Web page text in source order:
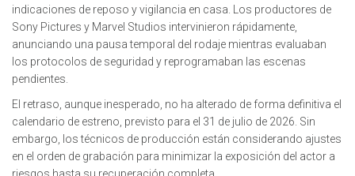
indicaciones de reposo y vigilancia en casa. Los productores de
Sony Pictures y Marvel Studios intervinieron rápidamente,
anunciando una pausa temporal del rodaje mientras evaluaban
los protocolos de seguridad y reprogramaban las escenas
pendientes.
El retraso, aunque inesperado, no ha alterado de forma definitiva el
calendario de estreno, previsto para el 31 de julio de 2026. Sin
embargo, los técnicos de producción están considerando ajustes
en el orden de grabación para minimizar la exposición del actor a